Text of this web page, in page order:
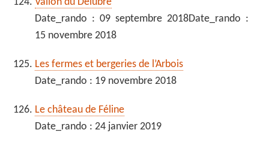
Vallon du Délubre
Date_rando : 09 septembre 2018Date_rando :
15 novembre 2018
Les fermes et bergeries de l’Arbois
Date_rando : 19 novembre 2018
Le château de Féline
Date_rando : 24 janvier 2019